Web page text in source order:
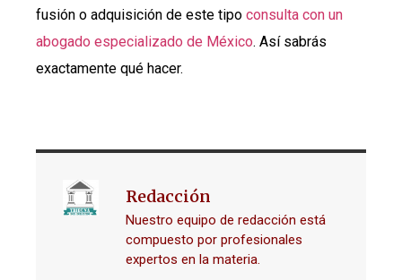
fusión o adquisición de este tipo consulta con un
abogado especializado de México. Así sabrás
exactamente qué hacer.
Redacción
Nuestro equipo de redacción está
compuesto por profesionales
expertos en la materia.